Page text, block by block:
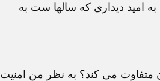
به امید دیداری که سالها ست به
متفاوت می کند؟ به نظر من امنیت